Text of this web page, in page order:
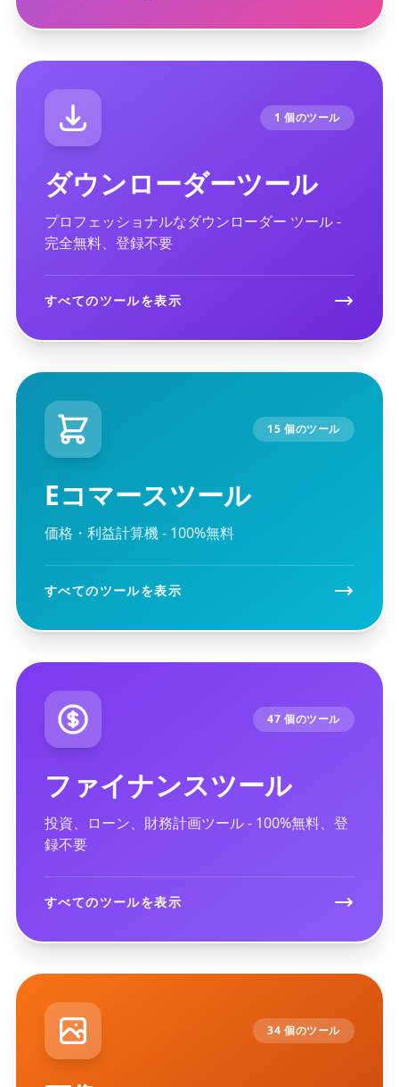
1 個のツール
ダウンローダーツール
プロフェッショナルなダウンローダー ツール -
完全無料、登録不要
すべてのツールを表示
15 個のツール
Eコマースツール
価格・利益計算機 - 100%無料
すべてのツールを表示
47 個のツール
ファイナンスツール
投資、ローン、財務計画ツール - 100%無料、登
録不要
すべてのツールを表示
34 個のツール